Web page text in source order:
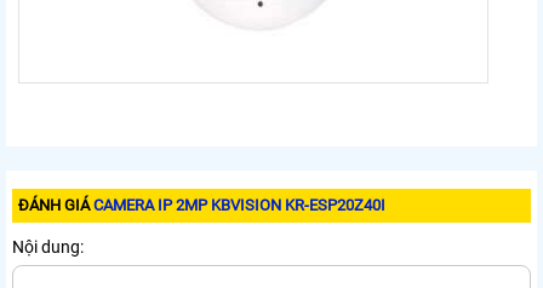
ĐÁNH GIÁCAMERA IP 2MP KBVISION KR-ESP20Z40I
Nội dung: